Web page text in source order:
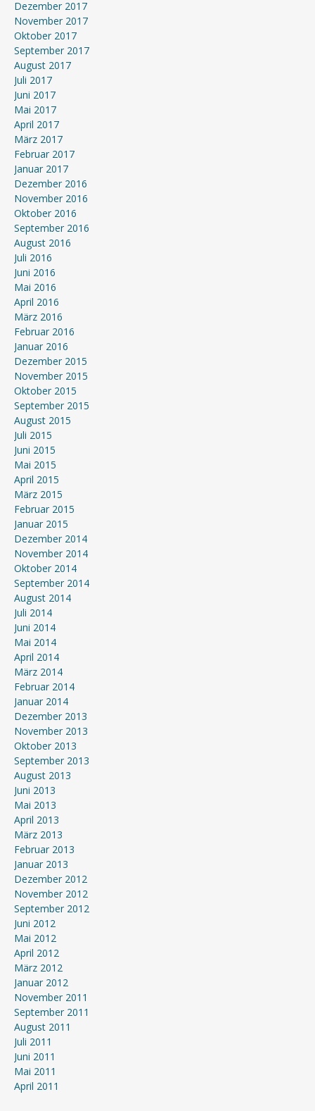
Dezember 2017
November 2017
Oktober 2017
September 2017
August 2017
Juli 2017
Juni 2017
Mai 2017
April 2017
März 2017
Februar 2017
Januar 2017
Dezember 2016
November 2016
Oktober 2016
September 2016
August 2016
Juli 2016
Juni 2016
Mai 2016
April 2016
März 2016
Februar 2016
Januar 2016
Dezember 2015
November 2015
Oktober 2015
September 2015
August 2015
Juli 2015
Juni 2015
Mai 2015
April 2015
März 2015
Februar 2015
Januar 2015
Dezember 2014
November 2014
Oktober 2014
September 2014
August 2014
Juli 2014
Juni 2014
Mai 2014
April 2014
März 2014
Februar 2014
Januar 2014
Dezember 2013
November 2013
Oktober 2013
September 2013
August 2013
Juni 2013
Mai 2013
April 2013
März 2013
Februar 2013
Januar 2013
Dezember 2012
November 2012
September 2012
Juni 2012
Mai 2012
April 2012
März 2012
Januar 2012
November 2011
September 2011
August 2011
Juli 2011
Juni 2011
Mai 2011
April 2011